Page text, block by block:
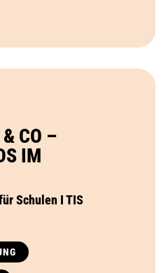
CO –
IM
Schulen I TIS